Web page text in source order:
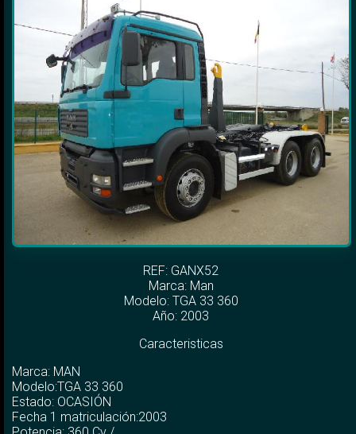
REF: GANX52
Marca: Man
Modelo: TGA 33 360
Año: 2003
Caracteristicas
Marca: MAN
Modelo:TGA 33 360
Estado: OCASIÓN
Fecha 1 matriculación:2003